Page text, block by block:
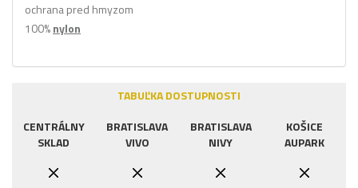
ochrana pred hmyzom
100%nylon
TABUĽKA DOSTUPNOSTI
CENTRÁLNY
SKLAD
BRATISLAVA
VIVO
BRATISLAVA
NIVY
KOŠICE
AUPARK